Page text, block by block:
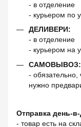
- в отделение
- курьером по
ДЕЛИВЕРИ:
- в отделение
- курьером на
САМОВЫВОЗ:
- обязательно,
нужно
Отправка день-
- товар есть на